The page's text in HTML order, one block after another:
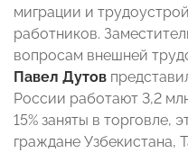
миграции и
работников.
вопросам внешней
Павел Дутов
России работают 3,2
15% заняты в торговле,
граждане Узбекистана,